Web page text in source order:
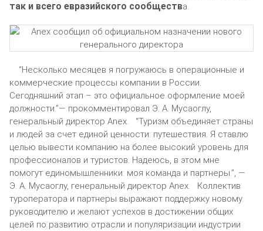
так и всего евразийского сообщества.
“Несколько месяцев я погружаюсь в операционные и
коммерческие процессы компании в России.
Сегодняшний этап – это официальное оформление моей
должности.”— прокомментировал Э. А. Мусаоглу,
генеральный директор Anex. “Туризм объединяет страны
и людей за счет единой ценности: путешествия. Я ставлю
целью вывести компанию на более высокий уровень для
профессионалов и туристов. Надеюсь, в этом мне
помогут единомышленники: моя команда и партнеры.”, —
Э. А. Мусаоглу, генеральный директор Anex. Коллектив
туроператора и партнеры выражают поддержку новому
руководителю и желают успехов в достижении общих
целей по развитию отрасли и популяризации индустрии